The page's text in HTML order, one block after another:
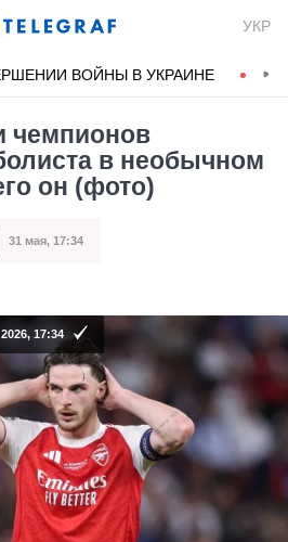
УКР
ВОЙНЫ В УКРАИНЕ
чемпионов
в необычном
он (фото)
31 мая, 17:34
17:34